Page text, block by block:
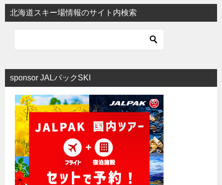
ビ
ゲ
ョ
ン
北海道スキー場情報のサイト内検索
sponsor JALパックSKI